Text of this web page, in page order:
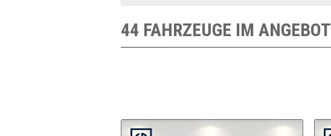
44 FAHRZEUGE IM ANGEBOT